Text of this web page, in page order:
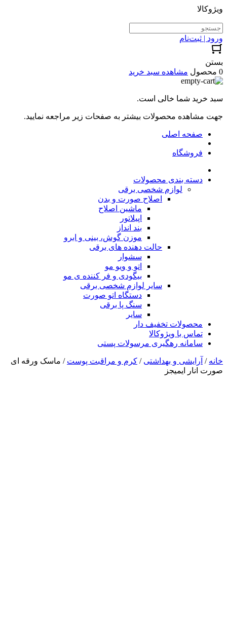
ویژوکالا
ورود | ثبت‌نام
بستن
0 محصول
مشاهده سبد خرید
سبد خرید شما خالی است.
جهت مشاهده محصولات بیشتر به صفحات زیر مراجعه نمایید.
صفحه اصلی
فروشگاه
دسته بندی محصولات
لوازم شخصی برقی
اصلاح صورت و بدن
ماشین اصلاح
اپیلاتور
بند انداز
موزن گوش، بینی و ابرو
حالت دهنده های برقی
سشوار
اتو و ویو مو
بیگودی و فر کننده ی مو
سایر لوازم شخصی برقی
دستگاه اتو صورت
سنگ پا برقی
سایر
محصولات تخفیف دار
تماس با ویژوکالا
سامانه رهگیری مرسولات پستی
خانه / آرایشی و بهداشتی / کرم و مراقبت پوست / ماسک ورقه ای
صورت انار ایمیجز